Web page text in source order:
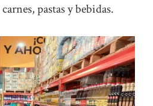
pastas y bebidas.